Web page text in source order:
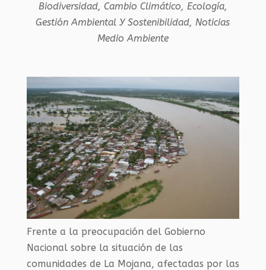
Biodiversidad, Cambio Climático, Ecología,
Gestión Ambiental Y Sostenibilidad,Noticias
Medio Ambiente
Frente a la preocupación del Gobierno
Nacional sobre la situación de las
comunidades de La Mojana, afectadas por las